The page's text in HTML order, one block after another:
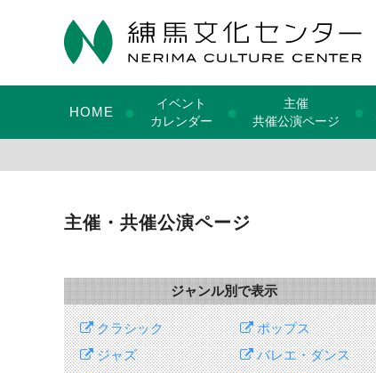
HOME ●
イベント
カレンダー
●
主催
共催公演ページ
●
主催・共催公演ページ
ジャンル別で表示
クラシック
ポップス
ジャズ
バレエ・ダンス